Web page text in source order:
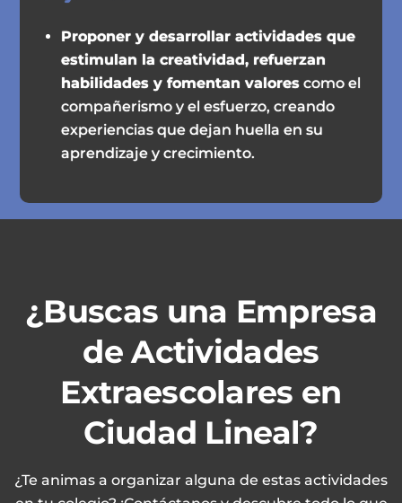
Proponer y desarrollar actividades que
estimulan la creatividad, refuerzan
habilidades y fomentan valores como el
compañerismo y el esfuerzo, creando
experiencias que dejan huella en su
aprendizaje y crecimiento.
¿Buscas una Empresa
de Actividades
Extraescolares en
Ciudad Lineal?
¿Te animas a organizar alguna de estas actividades